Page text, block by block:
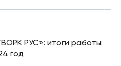
РУС»: итоги работы
год